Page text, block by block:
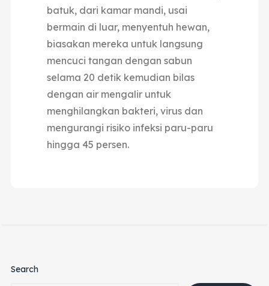
batuk, dari kamar mandi, usai
bermain di luar, menyentuh hewan,
biasakan mereka untuk langsung
mencuci tangan dengan sabun
selama 20 detik kemudian bilas
dengan air mengalir untuk
menghilangkan bakteri, virus dan
mengurangi risiko infeksi paru-paru
hingga 45 persen.
Search